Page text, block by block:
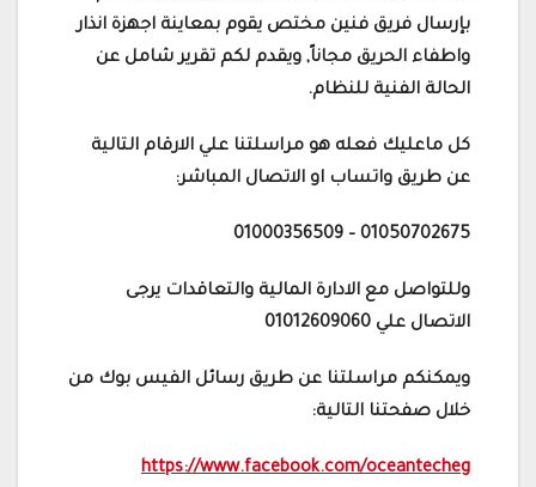
بإرسال فريق فنين مختص يقوم بمعاينة اجهزة انذار
واطفاء الحريق مجاناً, ويقدم لكم تقرير شامل عن
الحالة الفنية للنظام.
كل ماعليك فعله هو مراسلتنا علي الارقام التالية
عن طريق واتساب او الاتصال المباشر:
01050702675 – 01000356509
وللتواصل مع الادارة المالية والتعاقدات يرجى
الاتصال علي 01012609060
ويمكنكم مراسلتنا عن طريق رسائل الفيس بوك من
خلال صفحتنا التالية:
https://www.facebook.com/oceantecheg